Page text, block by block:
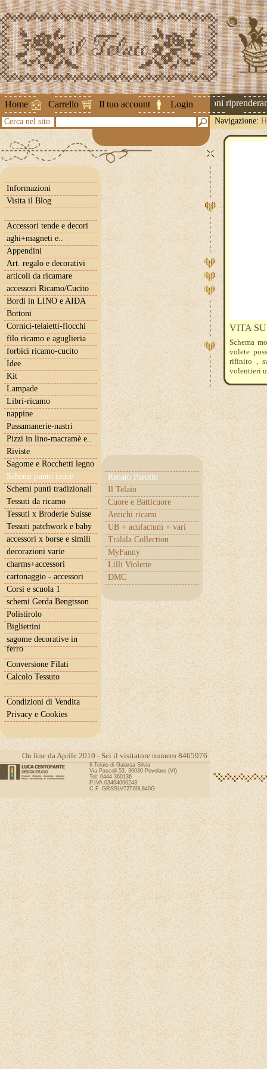
Home Carrello Il tuo account Login
Attenzione ! Le spedizioni
Cerca nel sito Navigazione:
Informazioni
Visita il Blog
Accessori tende e decori
aghi+magneti e..
Appendini
Art. regalo e decorativi
articoli da ricamare
accessori Ricamo/Cucito
Bordi in LINO e AIDA
Bottoni
Cornici-telaietti-fiocchi
filo ricamo e aguglieria
forbici ricamo-cucito
Idee
Kit
Lampade
Libri-ricamo
nappine
Passamanerie-nastri
Pizzi in lino-macramè e..
Riviste
Sagome e Rocchetti legno
Schemi punto croce
Renato Parolin
Il Telaio
Cuore e Batticuore
Antichi ricami
UB + acufactum + vari
Tralala Collection
MyFanny
Lilli Violette
DMC
Schemi punti tradizionali
Tessuti da ricamo
Tessuti x Broderie Suisse
Tessuti patchwork e baby
accessori x borse e simili
decorazioni varie
charms+accessori
cartonaggio - accessori
Corsi e scuola 1
schemi Gerda Bengtsson
Polistirolo
Bigliettini
sagome decorative in
ferro
Conversione Filati
Calcolo Tessuto
Condizioni di Vendita
Privacy e Cookies
VITA
Schema
volete
rifinito ,
volentieri
On line da Aprile 2010 - Sei il visitatore numero 8465976
Il Telaio di Gaiarsa Silvia
Via Pascoli 53, 36030 Povolaro (VI)
Tel: 0444 360136
P.IVA 03464000243
C.F. GRSSLV72T60L840G